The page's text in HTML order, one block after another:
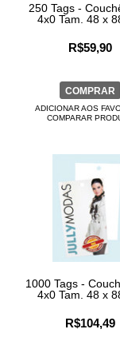
250 Tags -
4x0 Tam. 48 x
R$59,90
COMPRAR
ADICIONAR AOS
COMPARAR
1000 Tags -
4x0 Tam. 48 x
R$104,49